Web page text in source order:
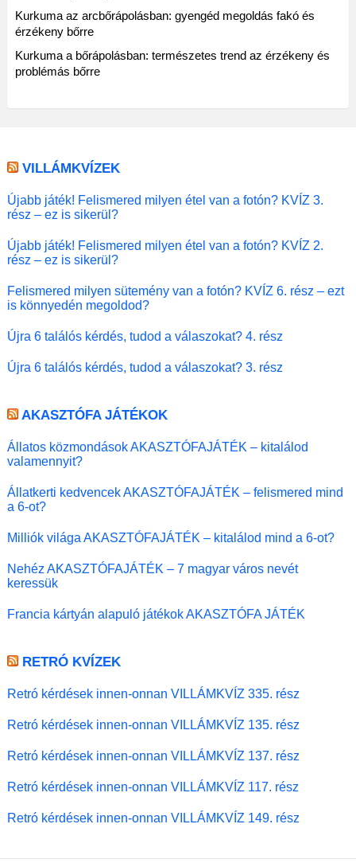
Kurkuma az arcbőrápolásban: gyengéd megoldás fakó és
érzékeny bőrre
Kurkuma a bőrápolásban: természetes trend az érzékeny és
problémás bőrre
VILLÁMKVÍZEK
Újabb játék! Felismered milyen étel van a fotón? KVÍZ 3.
rész – ez is sikerül?
Újabb játék! Felismered milyen étel van a fotón? KVÍZ 2.
rész – ez is sikerül?
Felismered milyen sütemény van a fotón? KVÍZ 6. rész – ezt
is könnyedén megoldod?
Újra 6 találós kérdés, tudod a válaszokat? 4. rész
Újra 6 találós kérdés, tudod a válaszokat? 3. rész
AKASZTÓFA JÁTÉKOK
Állatos közmondások AKASZTÓFAJÁTÉK – kitalálod
valamennyit?
Állatkerti kedvencek AKASZTÓFAJÁTÉK – felismered mind
a 6-ot?
Milliók világa AKASZTÓFAJÁTÉK – kitalálod mind a 6-ot?
Nehéz AKASZTÓFAJÁTÉK – 7 magyar város nevét
keressük
Francia kártyán alapuló játékok AKASZTÓFA JÁTÉK
RETRÓ KVÍZEK
Retró kérdések innen-onnan VILLÁMKVÍZ 335. rész
Retró kérdések innen-onnan VILLÁMKVÍZ 135. rész
Retró kérdések innen-onnan VILLÁMKVÍZ 137. rész
Retró kérdések innen-onnan VILLÁMKVÍZ 117. rész
Retró kérdések innen-onnan VILLÁMKVÍZ 149. rész